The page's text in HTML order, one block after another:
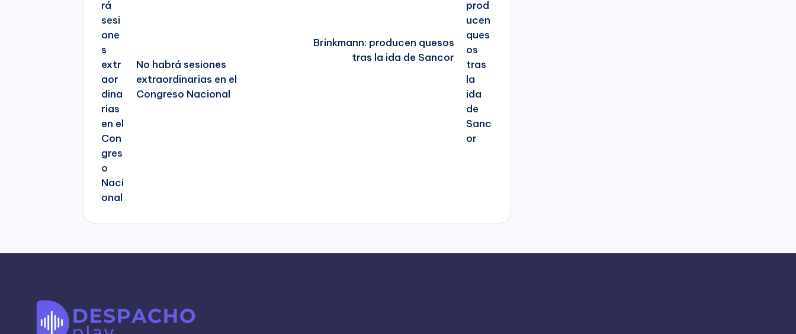
No habrá sesiones
extraordinarias en el
Congreso Nacional
Brinkmann: producen quesos
tras la ida de Sancor